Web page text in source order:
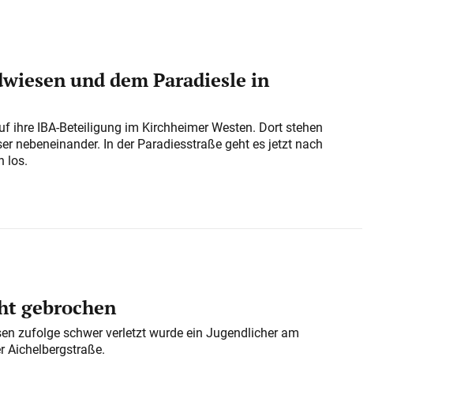
und dem Paradiesle in
ihre IBA-Beteiligung im Kirchheimer Westen. Dort stehen
nebeneinander. In der Paradiesstraße geht es jetzt nach
los.
gebrochen
zufolge schwer verletzt wurde ein Jugendlicher am
Aichelbergstraße.